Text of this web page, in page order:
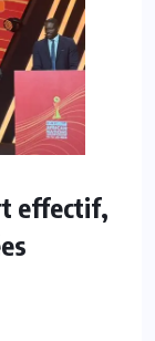
effectif,